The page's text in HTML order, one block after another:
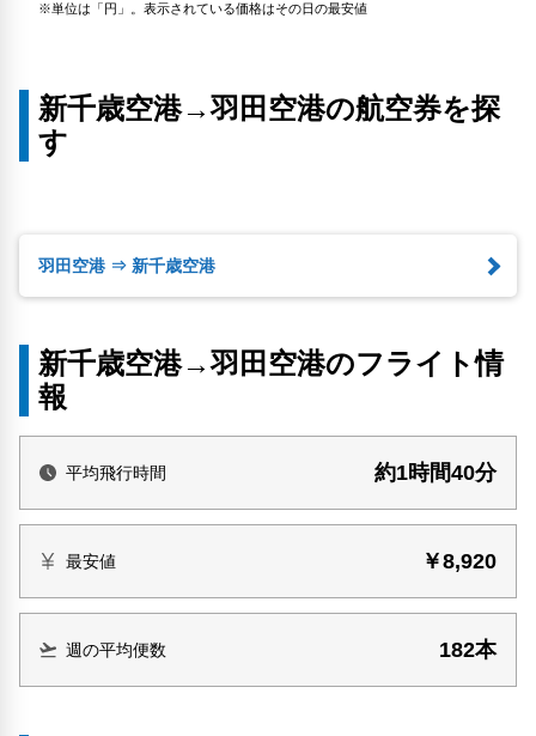
※単位は「円」。表示されている価格はその日の最安値
新千歳空港→羽田空港の航空券を探
す
羽田空港 ⇒ 新千歳空港
新千歳空港→羽田空港のフライト情
報
平均飛行時間 約1時間40分
最安値 ￥8,920
週の平均便数 182本